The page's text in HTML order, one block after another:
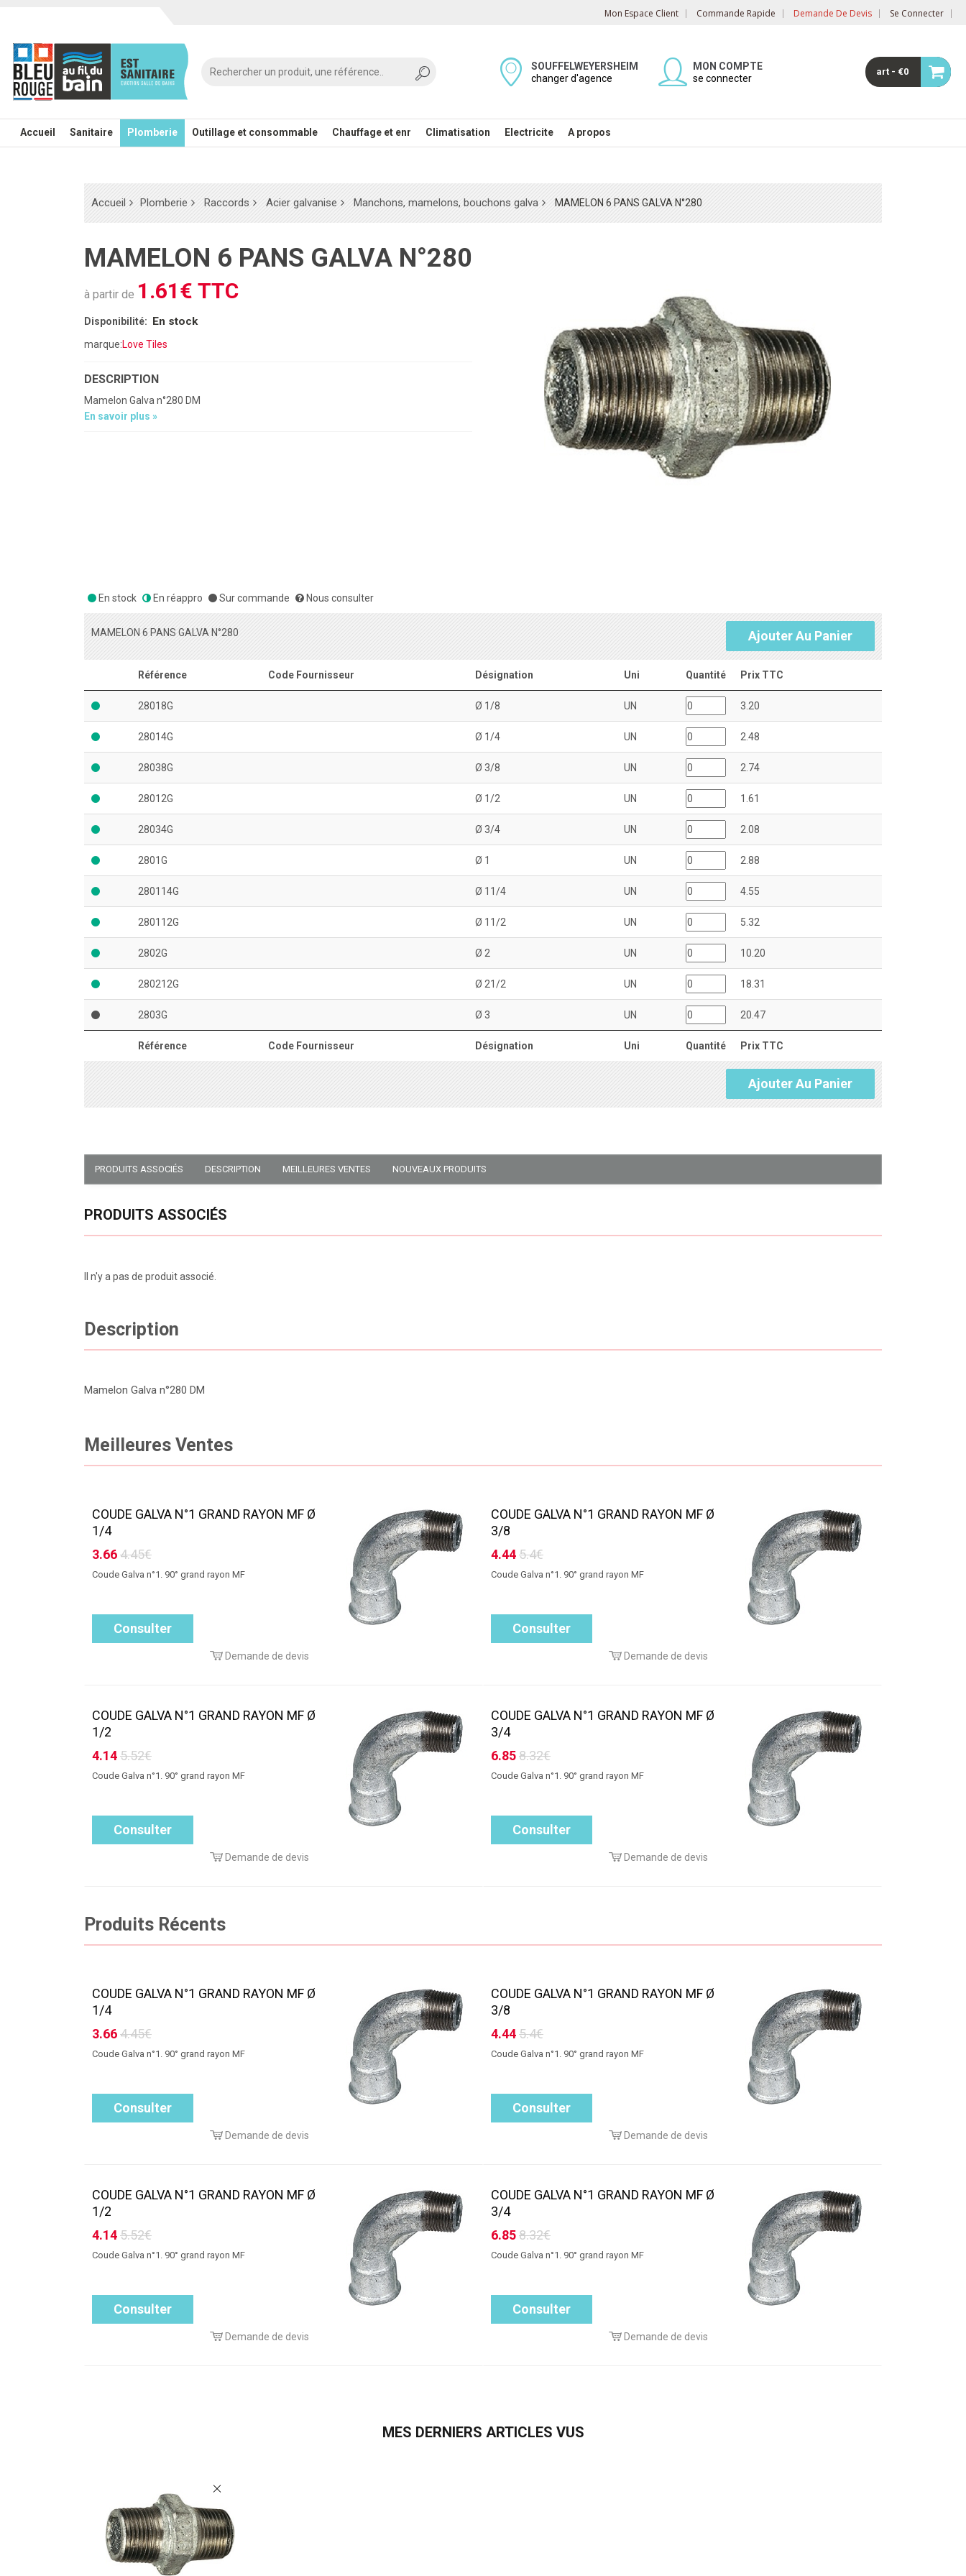
Mon Espace Client Commande Rapide Demande De Devis Se Connecter
SOUFFELWEYERSHEIM
changer d'agence
MON COMPTE
se connecter
art - €0
Accueil Sanitaire Plomberie Outillage et consommable Chauffage et enr Climatisation Electricite A propos
Accueil Plomberie Raccords Acier galvanise Manchons, mamelons, bouchons galva MAMELON 6 PANS GALVA N°280
MAMELON 6 PANS GALVA N°280
à partir de 1.61€ TTC
Disponibilité: En stock
marque:Love Tiles
DESCRIPTION
Mamelon Galva n°280 DM
En savoir plus »
En stock En réappro Sur commande Nous consulter
MAMELON 6 PANS GALVA N°280 Ajouter Au Panier
Référence Code Fournisseur Désignation Uni Quantité Prix TTC
Référence Code Fournisseur Désignation Uni Quantité Prix TTC
28018G Ø 1/8 UN 3.20
28014G Ø 1/4 UN 2.48
28038G Ø 3/8 UN 2.74
28012G Ø 1/2 UN 1.61
28034G Ø 3/4 UN 2.08
2801G Ø 1 UN 2.88
280114G Ø 11/4 UN 4.55
280112G Ø 11/2 UN 5.32
2802G Ø 2 UN 10.20
280212G Ø 21/2 UN 18.31
2803G Ø 3 UN 20.47
Ajouter Au Panier
PRODUITS ASSOCIÉS DESCRIPTION MEILLEURES VENTES NOUVEAUX PRODUITS
PRODUITS ASSOCIÉS
Il n'y a pas de produit associé.
Description
Mamelon Galva n°280 DM
Meilleures Ventes
COUDE GALVA N°1 GRAND RAYON MF Ø
1/4
3.664.45€
Coude Galva n°1. 90° grand rayon MF
Consulter
Demande de devis
COUDE GALVA N°1 GRAND RAYON MF Ø
3/8
4.445.4€
Coude Galva n°1. 90° grand rayon MF
Consulter
Demande de devis
COUDE GALVA N°1 GRAND RAYON MF Ø
1/2
4.145.52€
Coude Galva n°1. 90° grand rayon MF
Consulter
Demande de devis
COUDE GALVA N°1 GRAND RAYON MF Ø
3/4
6.858.32€
Coude Galva n°1. 90° grand rayon MF
Consulter
Demande de devis
Produits Récents
COUDE GALVA N°1 GRAND RAYON MF Ø
1/4
3.664.45€
Coude Galva n°1. 90° grand rayon MF
Consulter
Demande de devis
COUDE GALVA N°1 GRAND RAYON MF Ø
3/8
4.445.4€
Coude Galva n°1. 90° grand rayon MF
Consulter
Demande de devis
COUDE GALVA N°1 GRAND RAYON MF Ø
1/2
4.145.52€
Coude Galva n°1. 90° grand rayon MF
Consulter
Demande de devis
COUDE GALVA N°1 GRAND RAYON MF Ø
3/4
6.858.32€
Coude Galva n°1. 90° grand rayon MF
Consulter
Demande de devis
MES DERNIERS ARTICLES VUS